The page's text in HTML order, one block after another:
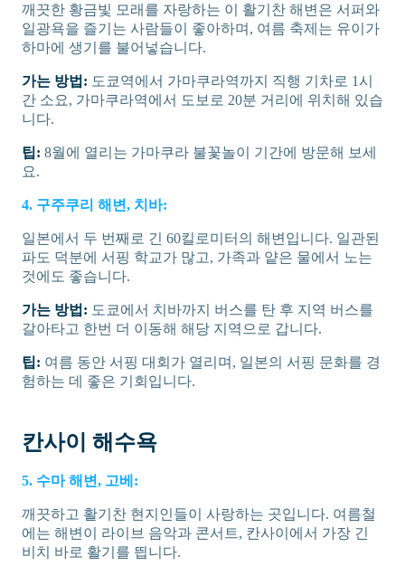
깨끗한 황금빛 모래를 자랑하는 이 활기찬 해변은 서퍼와
일광욕을 즐기는 사람들이 좋아하며, 여름 축제는 유이가
하마에 생기를 불어넣습니다.
가는 방법: 도쿄역에서 가마쿠라역까지 직행 기차로 1시
간 소요, 가마쿠라역에서 도보로 20분 거리에 위치해 있습
니다.
팁: 8월에 열리는 가마쿠라 불꽃놀이 기간에 방문해 보세
요.
4. 구주쿠리 해변, 치바:
일본에서 두 번째로 긴 60킬로미터의 해변입니다. 일관된
파도 덕분에 서핑 학교가 많고, 가족과 얕은 물에서 노는
것에도 좋습니다.
가는 방법: 도쿄에서 치바까지 버스를 탄 후 지역 버스를
갈아타고 한번 더 이동해 해당 지역으로 갑니다.
팁: 여름 동안 서핑 대회가 열리며, 일본의 서핑 문화를 경
험하는 데 좋은 기회입니다.
칸사이 해수욕
5. 수마 해변, 고베:
깨끗하고 활기찬 현지인들이 사랑하는 곳입니다. 여름철
에는 해변이 라이브 음악과 콘서트, 칸사이에서 가장 긴
비치 바로 활기를 띕니다.